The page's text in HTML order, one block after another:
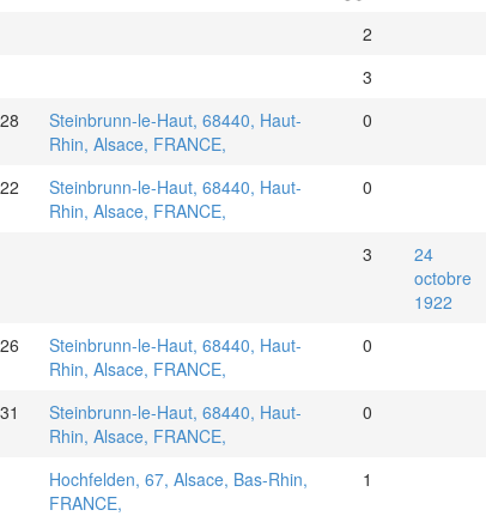
2
3
Steinbrunn-le-Haut, 68440, Haut-
Rhin, Alsace, FRANCE,
0
Steinbrunn-le-Haut, 68440, Haut-
Rhin, Alsace, FRANCE,
0
3
24
octobre
1922
Steinbrunn-le-Haut, 68440, Haut-
Rhin, Alsace, FRANCE,
0
Steinbrunn-le-Haut, 68440, Haut-
Rhin, Alsace, FRANCE,
0
Hochfelden, 67, Alsace, Bas-Rhin,
FRANCE,
1